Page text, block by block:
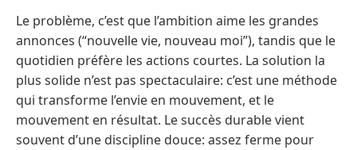
Le problème, c’est que l’ambition aime les grandes
annonces (“nouvelle vie, nouveau moi”), tandis que le
quotidien préfère les actions courtes. La solution la
plus solide n’est pas spectaculaire: c’est une méthode
qui transforme l’envie en mouvement, et le
mouvement en résultat. Le succès durable vient
souvent d’une discipline douce: assez ferme pour